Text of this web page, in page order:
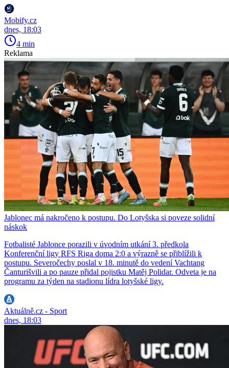
Mobify.cz
dnes, 18:03
4 min
Reklama
Jablonec má nakročeno k postupu. Do Lotyšska si poveze solidní
náskok
Fotbalisté Jablonce porazili v úvodním utkání 3. předkola
Konferenční ligy RFS Riga doma 2:0 a výrazně se přiblížili k
postupu. Severočechy poslal v 18. minutě do vedení Vachtang
Čanturišvili a po pauze přidal pojistku Matěj Polidar. Odveta je na
programu za týden na stadionu lídra lotyšské ligy.
Aktuálně.cz - Sport
dnes, 18:03